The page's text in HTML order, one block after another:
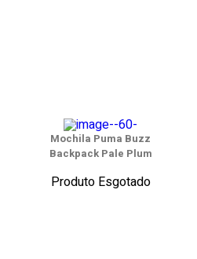
Mochila Puma Buzz
Backpack Pale Plum
Produto Esgotado